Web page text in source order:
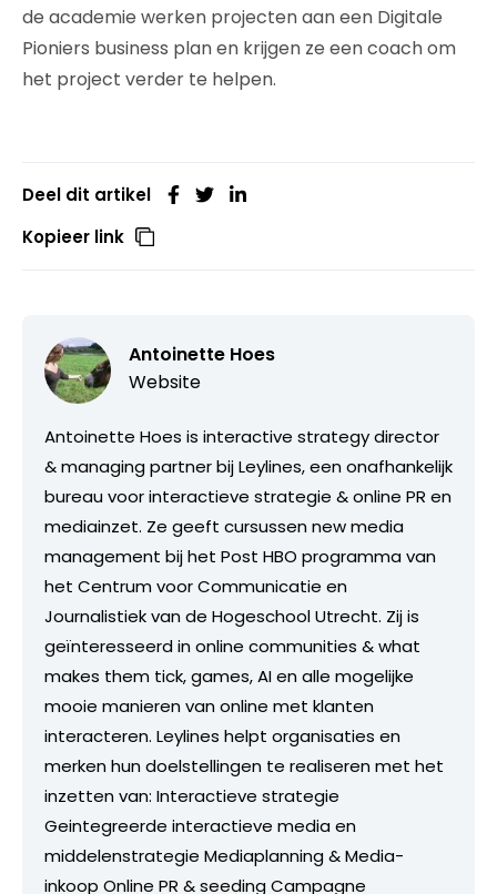
de academie werken projecten aan een Digitale
Pioniers business plan en krijgen ze een coach om
het project verder te helpen.
Deel dit artikel
Kopieer link
Antoinette Hoes
Website
Antoinette Hoes is interactive strategy director
& managing partner bij Leylines, een onafhankelijk
bureau voor interactieve strategie & online PR en
mediainzet. Ze geeft cursussen new media
management bij het Post HBO programma van
het Centrum voor Communicatie en
Journalistiek van de Hogeschool Utrecht. Zij is
geïnteresseerd in online communities & what
makes them tick, games, AI en alle mogelijke
mooie manieren van online met klanten
interacteren. Leylines helpt organisaties en
merken hun doelstellingen te realiseren met het
inzetten van: Interactieve strategie
Geintegreerde interactieve media en
middelenstrategie Mediaplanning & Media-
inkoop Online PR & seeding Campagne